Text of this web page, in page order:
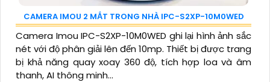
CAMERA IMOU 2 MẮT TRONG NHÀ IPC-S2XP-10M0WED
Camera Imou IPC-S2XP-10M0WED ghi lại hình ảnh sắc
nét với độ phân giải lên đến 10mp. Thiết bị được trang
bị khả năng quay xoay 360 độ, tích hợp loa và âm
thanh, AI thông minh...